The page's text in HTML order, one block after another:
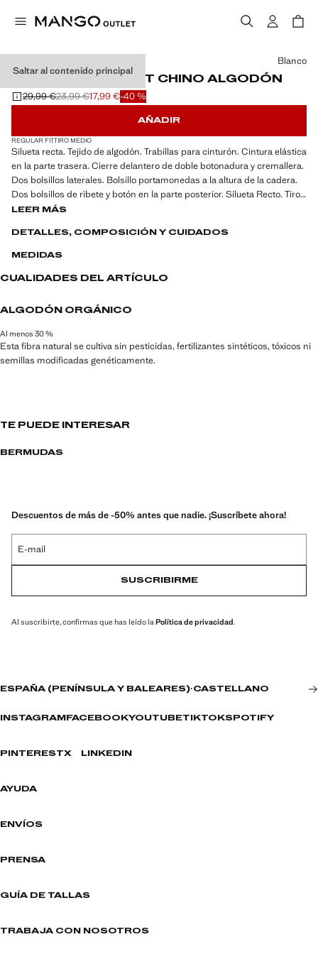
Saltar al contenido principal
BERMUDAS SLIM FIT CHINO ALGODÓN
Precio inicial tachado [29,99 € ]
29,99 €
Segundo precio tachado [23,99 € ]
23,99 €
Precio actual [17,99 € ]17,99 €-40 %
Selecciona un color
Blanco
AÑADIR
REGULAR FITTIRO MEDIO
Silueta recta. Tejido de algodón. Trabillas para cinturón. Cintura elástica
en la parte trasera. Cierre delantero de doble botonadura y cremallera.
Dos bolsillos laterales. Bolsillo portamonedas a la altura de la cadera.
Dos bolsillos de ribete y botón en la parte posterior. Silueta Recto. Tiro
cintura Ajustable/Goma. Producto en promoción
LEER MÁS
DETALLES, COMPOSICIÓN Y CUIDADOS
MEDIDAS
CUALIDADES DEL ARTÍCULO
ALGODÓN ORGÁNICO
Al menos 30 %
Esta fibra natural se cultiva sin pesticidas, fertilizantes sintéticos, tóxicos ni
semillas modificadas genéticamente.
TE PUEDE INTERESAR
BERMUDAS
Descuentos de más de -50% antes que nadie. ¡Suscríbete ahora!
E-mail
SUSCRIBIRME
Al suscribirte, confirmas que has leído laPolítica de privacidad.
ESPAÑA (PENÍNSULA Y BALEARES)·CASTELLANO
INSTAGRAM FACEBOOKYOUTUBETIKTOKSPOTIFY
PINTERESTX LINKEDIN
AYUDA
ENVÍOS
PRENSA
GUÍA DE TALLAS
TRABAJA CON NOSOTROS